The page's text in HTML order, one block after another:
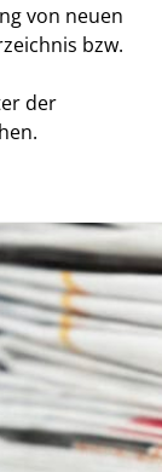
von neuen
bzw.
der